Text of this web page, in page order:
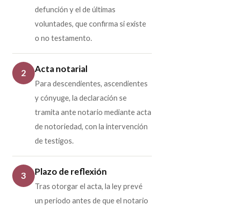
defunción y el de últimas
voluntades, que confirma si existe
o no testamento.
2 Acta notarial
Para descendientes, ascendientes
y cónyuge, la declaración se
tramita ante notario mediante acta
de notoriedad, con la intervención
de testigos.
3 Plazo de reflexión
Tras otorgar el acta, la ley prevé
un periodo antes de que el notario